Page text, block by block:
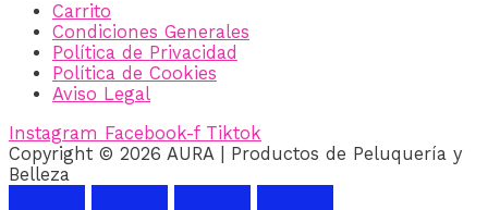
Carrito
Condiciones Generales
Política de Privacidad
Política de Cookies
Aviso Legal
Instagram Facebook-f Tiktok
Copyright © 2026 AURA | Productos de Peluquería y
Belleza